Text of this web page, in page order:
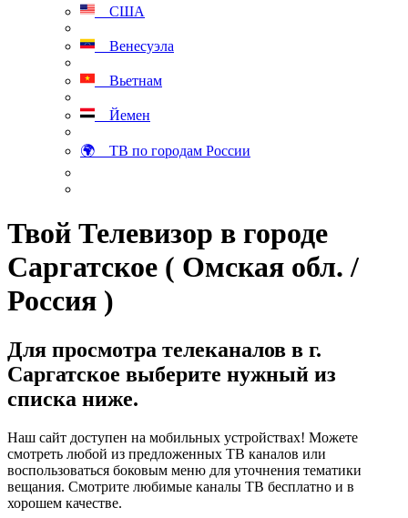
США
Венесуэла
Вьетнам
Йемен
🌍 ТВ по городам России
Твой Телевизор в городе
Саргатское ( Омская обл. /
Россия )
Для просмотра телеканалов в г.
Саргатское выберите нужный из
списка ниже.
Наш сайт доступен на мобильных устройствах! Можете
смотреть любой из предложенных ТВ каналов или
воспользоваться боковым меню для уточнения тематики
вещания. Смотрите любимые каналы ТВ бесплатно и в
хорошем качестве.